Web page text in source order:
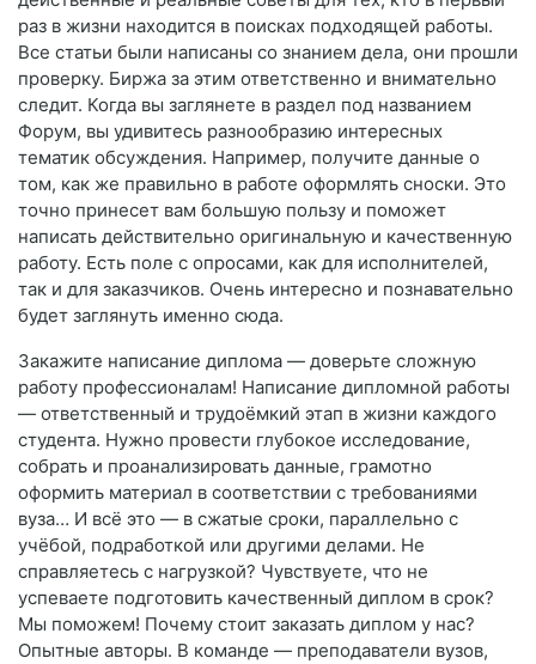
раз в жизни находится в поисках подходящей работы.
Все статьи были написаны со знанием дела, они прошли
проверку. Биржа за этим ответственно и внимательно
следит. Когда вы заглянете в раздел под названием
Форум, вы удивитесь разнообразию интересных
тематик обсуждения. Например, получите данные о
том, как же правильно в работе оформлять сноски. Это
точно принесет вам большую пользу и поможет
написать действительно оригинальную и качественную
работу. Есть поле с опросами, как для исполнителей,
так и для заказчиков. Очень интересно и познавательно
будет заглянуть именно сюда.
Закажите написание диплома — доверьте сложную
работу профессионалам! Написание дипломной работы
— ответственный и трудоёмкий этап в жизни каждого
студента. Нужно провести глубокое исследование,
собрать и проанализировать данные, грамотно
оформить материал в соответствии с требованиями
вуза… И всё это — в сжатые сроки, параллельно с
учёбой, подработкой или другими делами. Не
справляетесь с нагрузкой? Чувствуете, что не
успеваете подготовить качественный диплом в срок?
Мы поможем! Почему стоит заказать диплом у нас?
Опытные авторы. В команде — преподаватели вузов,